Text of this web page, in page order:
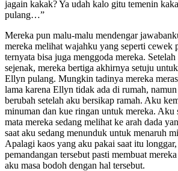
jagain kakak? Ya udah kalo gitu temenin
pulang…”
Mereka pun malu-malu mendengar
mereka melihat wajahku yang seperti cewek
ternyata bisa juga menggoda mereka.
sejenak, mereka bertiga akhirnya setuju
Ellyn pulang. Mungkin tadinya mereka
lama karena Ellyn tidak ada di rumah,
berubah setelah aku bersikap ramah. Aku
minuman dan kue ringan untuk mereka. Aku
mata mereka sedang melihat ke arah dada
saat aku sedang menunduk untuk menaruh
Apalagi kaos yang aku pakai saat itu longgar,
pemandangan tersebut pasti membuat
aku masa bodoh dengan hal tersebut.